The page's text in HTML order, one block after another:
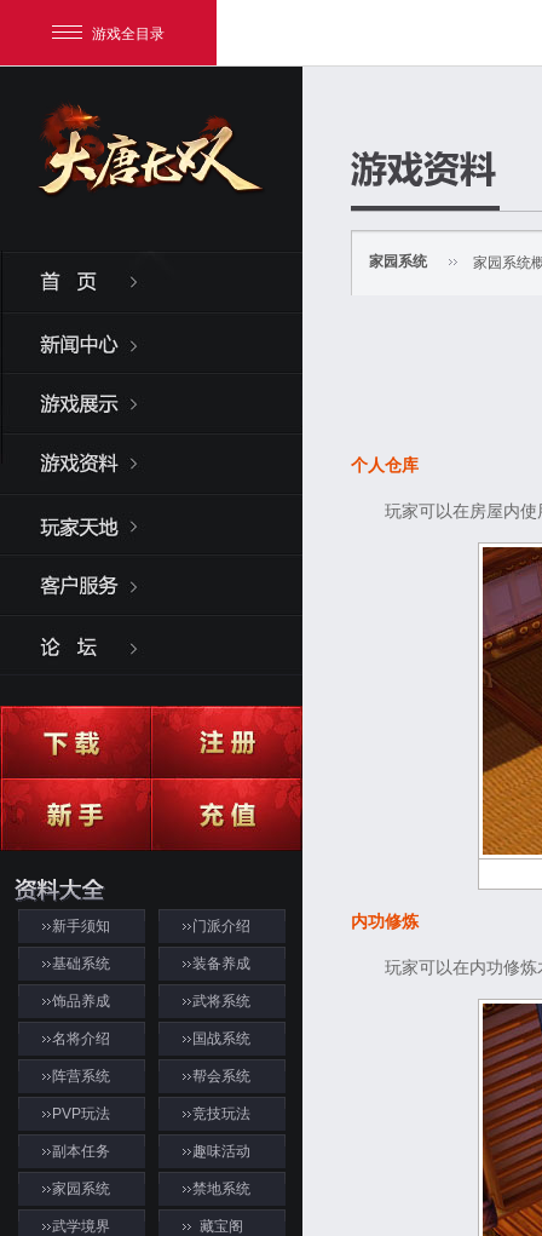
游戏全目录
新手须知 门派介绍
基础系统 装备养成
饰品养成 武将系统
名将介绍 国战系统
阵营系统 帮会系统
PVP玩法 竞技玩法
副本任务 趣味活动
家园系统 禁地系统
武学境界 藏宝阁
家园系统 家园系统
个人仓库
玩家可以在房屋内
内功修炼
玩家可以在内功修